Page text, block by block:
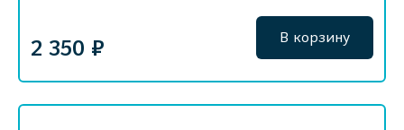
2 350 ₽ В корзину